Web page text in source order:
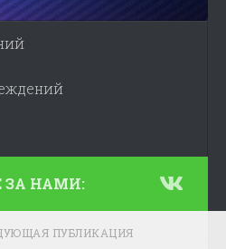
ЗА НАМИ:
ПУБЛИКАЦИЯ